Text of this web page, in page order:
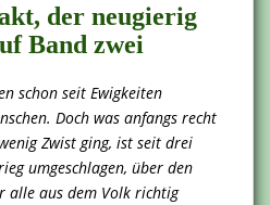
der neugierig
Band zwei
schon seit Ewigkeiten
Doch was anfangs recht
Zwist ging, ist seit drei
umgeschlagen, über den
alle aus dem Volk richtig